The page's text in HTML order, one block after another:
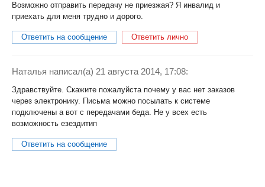
Возможно отправить передачу не приезжая? Я инвалид и
приехать для меня трудно и дорого.
Ответить на сообщение Ответить лично
Наталья написал(a) 21 августа 2014, 17:08:
Здравствуйте. Скажите пожалуйста почему у вас нет заказов
через электронику. Письма можно посылать к системе
подключены а вот с передачами беда. Не у всех есть
возможность езездитип
Ответить на сообщение